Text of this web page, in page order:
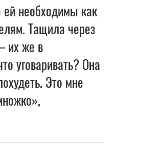
необходимы как
Тащила через
их же в
уговаривать? Она
Это мне